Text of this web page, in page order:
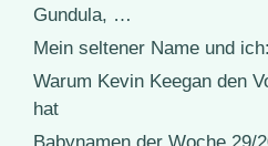
Gundula, …
Mein seltener Name und
Warum Kevin Keegan den
hat